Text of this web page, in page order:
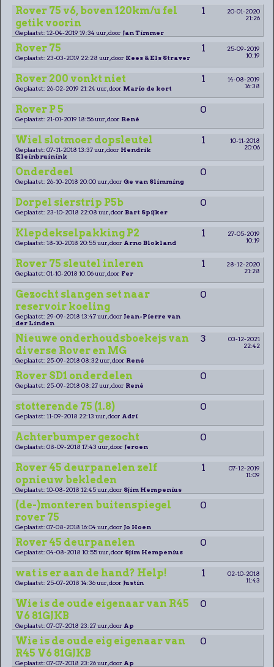
Rover 75 v6, boven 120km/u fel
getik voorin
1
20-01-2020
21:26
Geplaatst: 12-04-2019 19:34 uur, door Jan Timmer
Rover 75 1
25-09-2019
10:19
Geplaatst: 23-03-2019 22:28 uur, door Kees & Els Straver
Rover 200 vonkt niet 1
14-08-2019
16:38
Geplaatst: 26-02-2019 21:24 uur, door Mario de kort
Rover P 5 0
Geplaatst: 21-01-2019 18:56 uur, door René
Wiel slotmoer dopsleutel 1
10-11-2018
20:06
Geplaatst: 07-11-2018 13:37 uur, door Hendrik
Kleinbruinink
Onderdeel 0
Geplaatst: 26-10-2018 20:00 uur, door Ge van Slimming
Dorpel sierstrip P5b 0
Geplaatst: 23-10-2018 22:08 uur, door Bart Spijker
Klepdekselpakking P2 1
27-05-2019
10:19
Geplaatst: 18-10-2018 20:55 uur, door Arno Blokland
Rover 75 sleutel inleren 1
28-12-2020
21:28
Geplaatst: 01-10-2018 10:06 uur, door Fer
Gezocht slangen set naar
reservoir koeling
0
Geplaatst: 29-09-2018 13:47 uur, door Jean-Pierre van
der Linden
Nieuwe onderhoudsboekejs van
diverse Rover en MG
3
03-12-2021
22:42
Geplaatst: 25-09-2018 08:32 uur, door René
Rover SD1 onderdelen 0
Geplaatst: 25-09-2018 08:27 uur, door René
stotterende 75 (1.8) 0
Geplaatst: 11-09-2018 22:13 uur, door Adri
Achterbumper gezocht 0
Geplaatst: 08-09-2018 17:43 uur, door Jeroen
Rover 45 deurpanelen zelf
opnieuw bekleden
1
07-12-2019
11:09
Geplaatst: 10-08-2018 12:45 uur, door Sjim Hempenius
(de-)monteren buitenspiegel
rover 75
0
Geplaatst: 07-08-2018 16:04 uur, door Jo Hoen
Rover 45 deurpanelen 0
Geplaatst: 04-08-2018 10:55 uur, door Sjim Hempenius
wat is er aan de hand? Help! 1
02-10-2018
11:43
Geplaatst: 25-07-2018 14:36 uur, door Justin
Wie is de oude eigenaar van R45
V6 81GJKB
0
Geplaatst: 07-07-2018 23:27 uur, door Ap
Wie is de oude eig eigenaar van
R45 V6 81GJKB
0
Geplaatst: 07-07-2018 23:26 uur, door Ap